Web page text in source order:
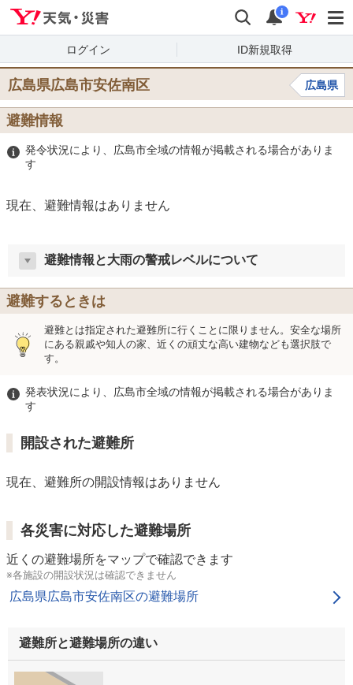
検索 通知
i
ログイン ID新規取得
広島県広島市安佐南区 広島県
避難情報
発令状況により、広島市全域の情報が掲載される場合がありま
す
現在、避難情報はありません
避難情報と大雨の警戒レベルについて
避難するときは
避難とは指定された避難所に行くことに限りません。安全な場所
にある親戚や知人の家、近くの頑丈な高い建物なども選択肢で
す。
発表状況により、広島市全域の情報が掲載される場合がありま
す
開設された避難所
現在、避難所の開設情報はありません
各災害に対応した避難場所
近くの避難場所をマップで確認できます
※各施設の開設状況は確認できません
広島県広島市安佐南区の避難場所
避難所と避難場所の違い